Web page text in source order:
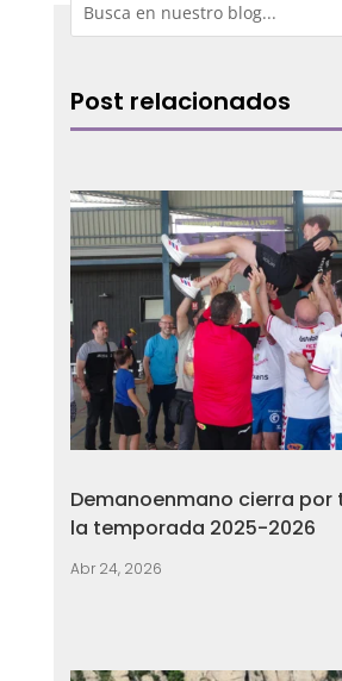
Post relacionados
Demanoenmano cierra
la temporada 2025-2026
Abr 24, 2026